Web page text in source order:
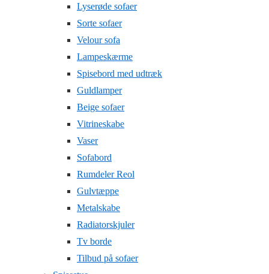
Lyserøde sofaer
Sorte sofaer
Velour sofa
Lampeskærme
Spisebord med udtræk
Guldlamper
Beige sofaer
Vitrineskabe
Vaser
Sofabord
Rumdeler Reol
Gulvtæppe
Metalskabe
Radiatorskjuler
Tv borde
Tilbud på sofaer